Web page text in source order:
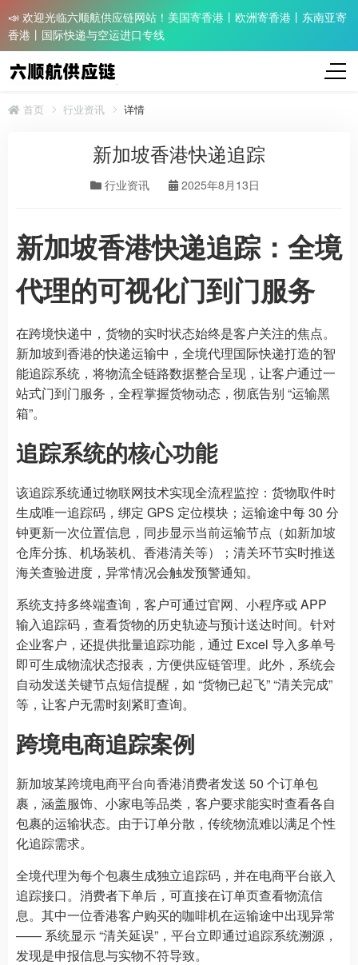
📣 欢迎光临六顺航供应链网站！美国寄香港丨欧洲寄香港丨东南亚寄
香港丨国际快递与空运进口专线
首页 行业资讯 详情
新加坡香港快递追踪
行业资讯 2025年8月13日
新加坡香港快递追踪：全境
代理的可视化门到门服务
在跨境快递中，货物的实时状态始终是客户关注的焦点。
新加坡到香港的快递运输中，全境代理国际快递打造的智
能追踪系统，将物流全链路数据整合呈现，让客户通过一
站式门到门服务，全程掌握货物动态，彻底告别 “运输黑
箱”。
追踪系统的核心功能
该追踪系统通过物联网技术实现全流程监控：货物取件时
生成唯一追踪码，绑定 GPS 定位模块；运输途中每 30 分
钟更新一次位置信息，同步显示当前运输节点（如新加坡
仓库分拣、机场装机、香港清关等）；清关环节实时推送
海关查验进度，异常情况会触发预警通知。
系统支持多终端查询，客户可通过官网、小程序或 APP
输入追踪码，查看货物的历史轨迹与预计送达时间。针对
企业客户，还提供批量追踪功能，通过 Excel 导入多单号
即可生成物流状态报表，方便供应链管理。此外，系统会
自动发送关键节点短信提醒，如 “货物已起飞” “清关完成”
等，让客户无需时刻紧盯查询。
跨境电商追踪案例
新加坡某跨境电商平台向香港消费者发送 50 个订单包
裹，涵盖服饰、小家电等品类，客户要求能实时查看各自
包裹的运输状态。由于订单分散，传统物流难以满足个性
化追踪需求。
全境代理为每个包裹生成独立追踪码，并在电商平台嵌入
追踪接口。消费者下单后，可直接在订单页查看物流信
息。其中一位香港客户购买的咖啡机在运输途中出现异常
—— 系统显示 “清关延误”，平台立即通过追踪系统溯源，
发现是申报信息与实物不符导致。